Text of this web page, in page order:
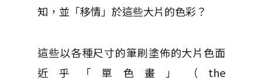
知，並「移情」於這些大片的色彩？
這些以各種尺寸的筆刷塗佈的大片色面
近乎「單色畫」（the